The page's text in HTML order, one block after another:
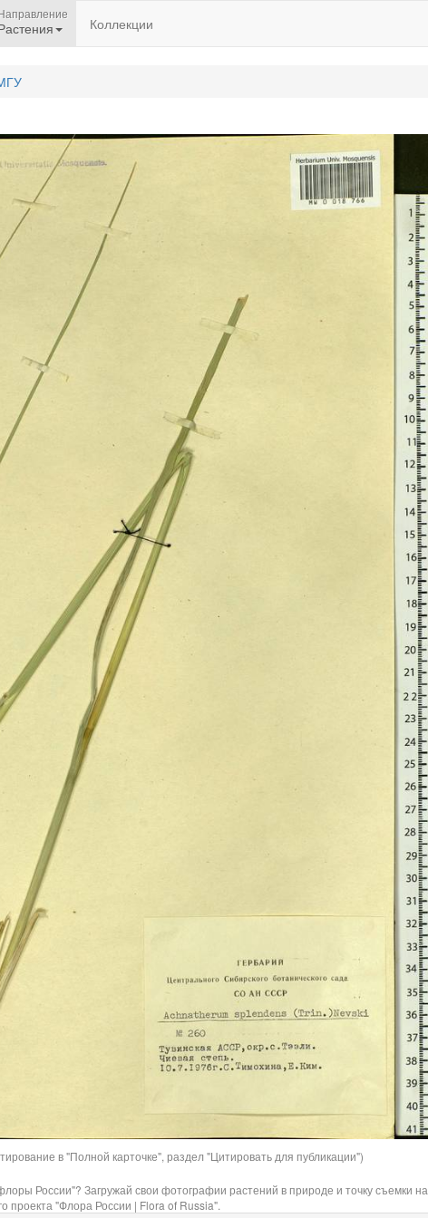
Коллекции
в "Полной карточке", раздел "Цитировать для публикации")
России"? Загружай свои фотографии растений в природе и точку съемки на
проекта "Флора России | Flora of Russia".